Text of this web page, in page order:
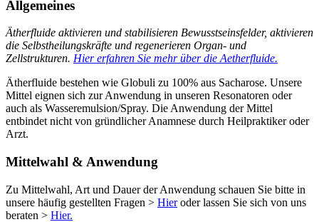
Allgemeines
Ätherfluide aktivieren und stabilisieren Bewusstseinsfelder, aktivieren
die Selbstheilungskräfte und regenerieren Organ- und
Zellstrukturen. Hier erfahren Sie mehr über die Aetherfluide.
Ätherfluide bestehen wie Globuli zu 100% aus Sacharose. Unsere
Mittel eignen sich zur Anwendung in unseren Resonatoren oder
auch als Wasseremulsion/Spray. Die Anwendung der Mittel
entbindet nicht von gründlicher Anamnese durch Heilpraktiker oder
Arzt.
Mittelwahl & Anwendung
Zu Mittelwahl, Art und Dauer der Anwendung schauen Sie bitte in
unsere häufig gestellten Fragen > Hieroder lassen Sie sich von uns
beraten > Hier.